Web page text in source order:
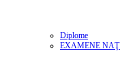
Diplome
EXAMENE